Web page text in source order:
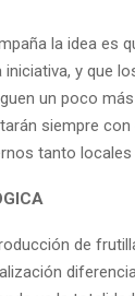
la idea es
y que
un poco
siempre
tanto locales
de